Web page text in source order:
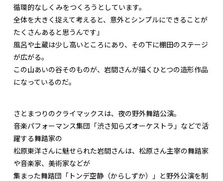
循環的なしくみをつくろうとしています。
全体を大きく捉えて考えると、意外とシンプルにできることが
たくさんあると思うんです」
風呂や土蔵は少し高いところにあり、その下に棚田のステージ
が広がる。
この山あいの谷そのものが、岩間さんが描くひとつの造形作品
になっているのだ。
さとまつりのクライマックスは、夜の野外舞踏公演。
音楽パフォーマンス集団「渋さ知らズオーケストラ」などで活
躍する舞踏家の
松原東洋さんに魅せられた岩間さんは、松原さん主宰の舞踏家
や音楽家、美術家などが
集まった舞踏団「トンデ空静（からしずか）」と野外公演を制